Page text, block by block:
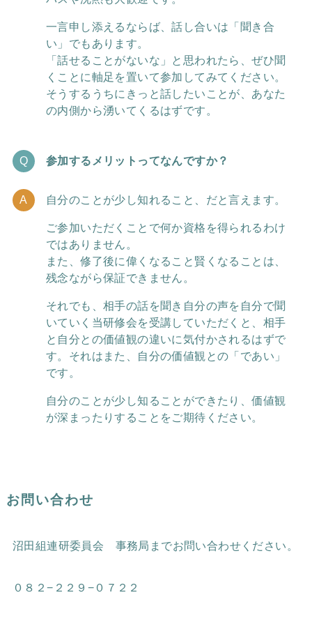
一言申し添えるならば、話し合いは「聞き合
い」でもあります。
「話せることがないな」と思われたら、ぜひ聞
くことに軸足を置いて参加してみてください。
そうするうちにきっと話したいことが、あなた
の内側から湧いてくるはずです。
参加するメリットってなんですか？
自分のことが少し知れること、だと言えます。
ご参加いただくことで何か資格を得られるわけ
ではありません。
また、修了後に偉くなること賢くなることは、
残念ながら保証できません。
それでも、相手の話を聞き自分の声を自分で聞
いていく当研修会を受講していただくと、相手
と自分との価値観の違いに気付かされるはずで
す。それはまた、自分の価値観との「であい」
です。
自分のことが少し知ることができたり、価値観
が深まったりすることをご期待ください。
お問い合わせ
沼田組連研委員会 事務局までお問い合わせください。
０８２−２２９−０７２２